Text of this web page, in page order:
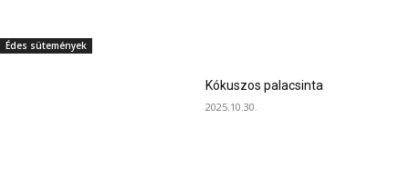
Édes sütemények
Kókuszos palacsinta
2025.10.30.